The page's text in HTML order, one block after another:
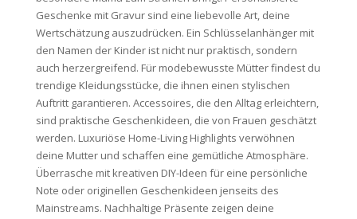
Geschenke mit Gravur sind eine liebevolle Art, deine
Wertschätzung auszudrücken. Ein Schlüsselanhänger mit
den Namen der Kinder ist nicht nur praktisch, sondern
auch herzergreifend. Für modebewusste Mütter findest du
trendige Kleidungsstücke, die ihnen einen stylischen
Auftritt garantieren. Accessoires, die den Alltag erleichtern,
sind praktische Geschenkideen, die von Frauen geschätzt
werden. Luxuriöse Home-Living Highlights verwöhnen
deine Mutter und schaffen eine gemütliche Atmosphäre.
Überrasche mit kreativen DIY-Ideen für eine persönliche
Note oder originellen Geschenkideen jenseits des
Mainstreams. Nachhaltige Präsente zeigen deine